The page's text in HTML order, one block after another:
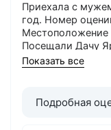
Приехала с
год. Номер
Местоположение
Посещали Дачу
Понравилось
Показать все
Подробная